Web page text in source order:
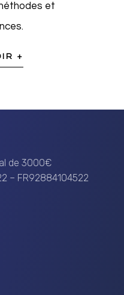
et
+
de 3000€
– FR92884104522